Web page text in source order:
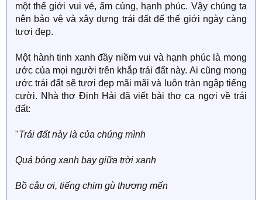
một thế giới vui vẻ, ấm cúng, hạnh phúc. Vậy chúng ta
nên bảo vệ và xây dựng trái đất để thế giới ngày càng
tươi đẹp.
Một hành tinh xanh đầy niềm vui và hạnh phúc là mong
ước của mọi người trên khắp trái đất này. Ai cũng mong
ước trái đất sẽ tươi đẹp mãi mãi và luôn tràn ngập tiếng
cười. Nhà thơ Định Hải đã viết bài thơ ca ngợi về trái
đất:
"Trái đất này là của chúng mình
Quả bóng xanh bay giữa trời xanh
Bồ câu ơi, tiếng chim gù thương mến